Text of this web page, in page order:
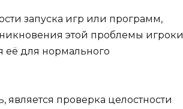
запуска игр или программ,
этой проблемы игроки
её для нормального
проверка целостности